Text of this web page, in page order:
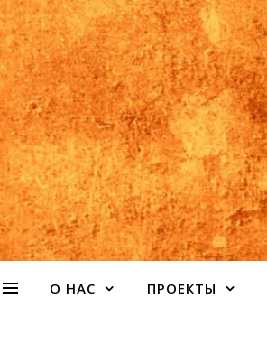
О НАС ПРОЕКТЫ